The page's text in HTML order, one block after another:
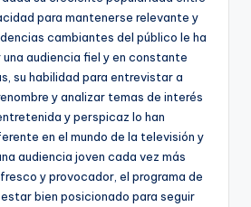
para mantenerse relevante y
cambiantes del público le ha
audiencia fiel y en constante
su habilidad para entrevistar a
y analizar temas de interés
y perspicaz lo han
en el mundo de la televisión y
audiencia joven cada vez más
y provocador, el programa de
bien posicionado para seguir